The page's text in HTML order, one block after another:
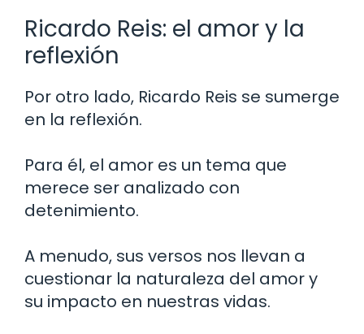
Ricardo Reis: el amor y la
reflexión
Por otro lado, Ricardo Reis se sumerge
en la reflexión.
Para él, el amor es un tema que
merece ser analizado con
detenimiento.
A menudo, sus versos nos llevan a
cuestionar la naturaleza del amor y
su impacto en nuestras vidas.